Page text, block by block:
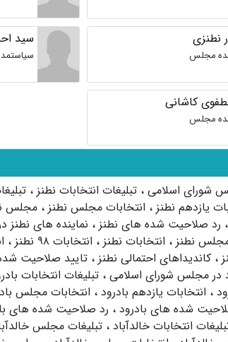
نطنزی
مجلس
سید
کاشانی
مجلس
شورای اسلامی ، تبلیغات انتخابات نطنز ،
یازدهم نطنز ، انتخابات مجلس نطنز ، مجلس
، رد صلاحیت شده های نطنز ، نماینده های
نطنز ، انتخابات نطنز ، انتخابات ۹۸ نطنز ،
، کاندیداهای احتمالی نطنز ، تایید صلاحیت
در مجلس شورای اسلامی ، تبلیغات انتخابات
، انتخابات یازدهم بادرود ، انتخابات مجلس
شده های بادرود ، رد صلاحیت شده های
انتخابات خالدآباد ، تبلیغات مجلس